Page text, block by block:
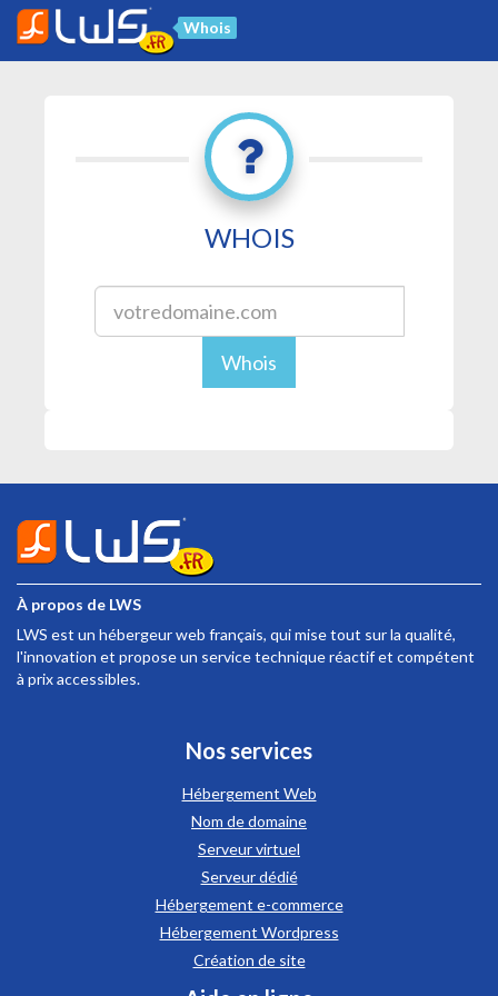
Whois
WHOIS
Whois
À propos de LWS
LWS est un hébergeur web français, qui mise tout sur la qualité,
l'innovation et propose un service technique réactif et compétent
à prix accessibles.
Nos services
Hébergement Web
Nom de domaine
Serveur virtuel
Serveur dédié
Hébergement e-commerce
Hébergement Wordpress
Création de site